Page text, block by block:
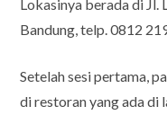
Lokasinya berada di Jl.
Bandung, telp. 0812
Setelah sesi pertama,
di restoran yang ada di